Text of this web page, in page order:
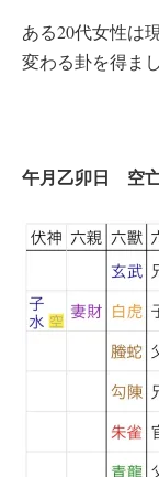
ある20代女性は
変わる卦を得まし
午月乙卯日 空